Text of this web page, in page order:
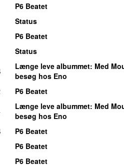
P6 Beatet
Status
P6 Beatet
Status
Længe leve albummet: Med
besøg hos Eno
P6 Beatet
Længe leve albummet: Med
besøg hos Eno
P6 Beatet
P6 Beatet
P6 Beatet